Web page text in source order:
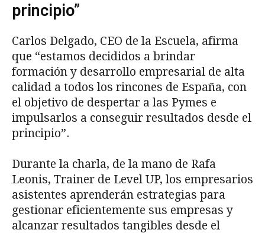
principio”
Carlos Delgado, CEO de la Escuela, afirma
que “estamos decididos a brindar
formación y desarrollo empresarial de alta
calidad a todos los rincones de España, con
el objetivo de despertar a las Pymes e
impulsarlos a conseguir resultados desde el
principio”.
Durante la charla, de la mano de Rafa
Leonis, Trainer de Level UP, los empresarios
asistentes aprenderán estrategias para
gestionar eficientemente sus empresas y
alcanzar resultados tangibles desde el